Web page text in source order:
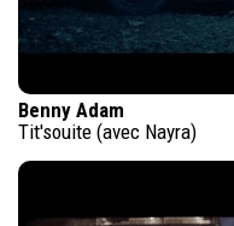
Benny Adam
Tit'souite (avec Nayra)